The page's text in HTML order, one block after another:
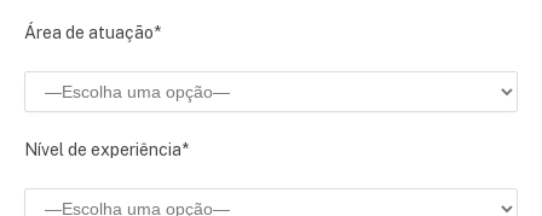
Área de atuação*
Nível de experiência*